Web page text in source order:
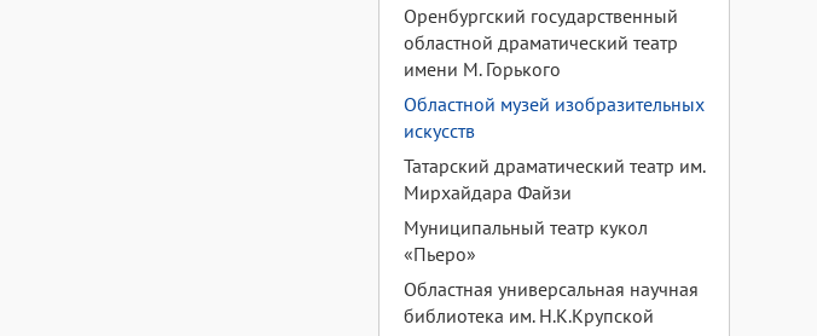
Оренбургский государственный
областной драматический театр
имени М. Горького
Областной музей изобразительных
искусств
Татарский драматический театр им.
Мирхайдара Файзи
Муниципальный театр кукол
«Пьеро»
Областная универсальная научная
библиотека им. Н.К.Крупской